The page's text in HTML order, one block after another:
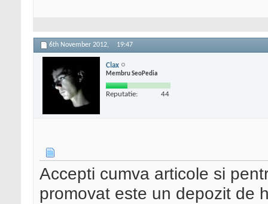
6th November 2012, 19:47
Clax
Membru SeoPedia
Reputatie: 44
Accepti cumva articole si
promovat este un depozit de